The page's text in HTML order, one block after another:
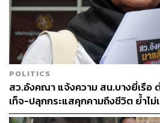
TAGS: อังคณา นีละไพจิตร
เหตุการณ์การสลายการชุมนุมตา
พิศาล วัฒนวงษ์คีรี
POLITICS
สว.อังคณา แจ้งความ สน.บางยี่เรือ
เท็จ-ปลุกกระแสคุกคามถึงชีวิต ย้ำไ
ทหารพราน 5 นาย ที่นราธิวาส